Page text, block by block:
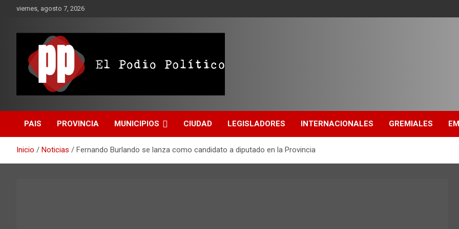
viernes, agosto 7, 2026
El Podio Político – ©
Argentina
PAIS PROVINCIA MUNICIPIOS CIUDAD LEGISLADORES INTERNACIONALES GREMIALES
Inicio Noticias Fernando Burlando se lanza como candidato a diputado en la Provincia